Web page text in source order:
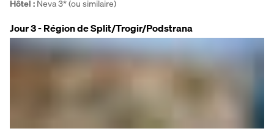
Hôtel : Neva 3* (ou similaire)
Jour 3 - Région de Split/Trogir/Podstrana